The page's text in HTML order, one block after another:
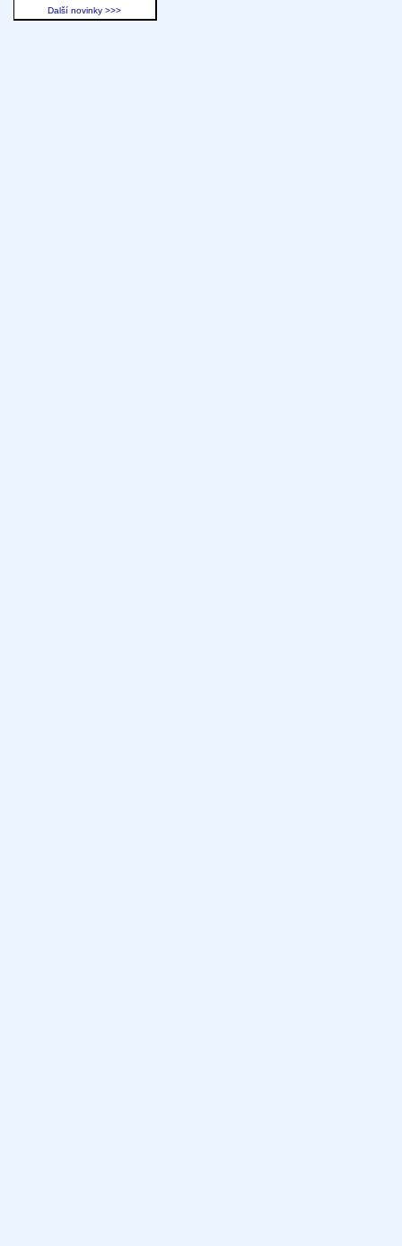
Další novinky >>>